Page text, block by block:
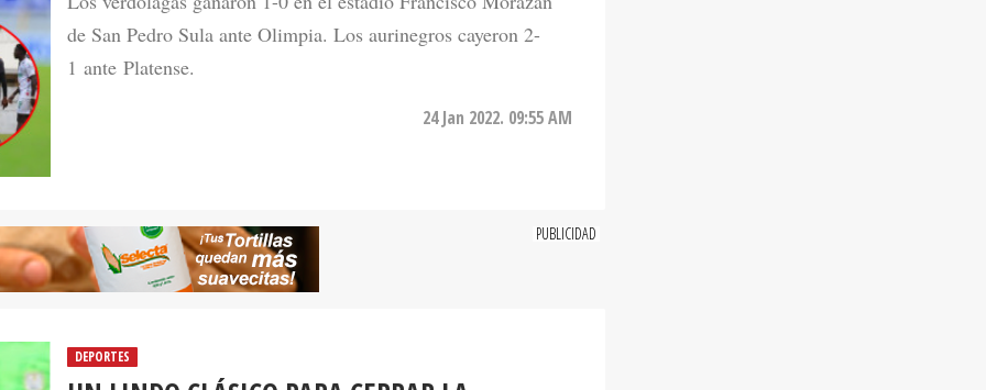
de San Pedro Sula ante Olimpia. Los aurinegros cayeron 2-
1 ante Platense.
24 Jan 2022. 09:55 AM
UN LINDO CLÁSICO PARA CERRAR LA